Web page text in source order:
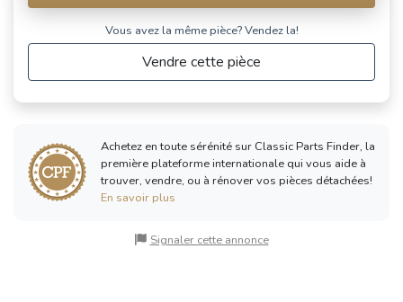
Vous avez la même pièce? Vendez la!
Vendre cette pièce
Achetez en toute sérénité sur Classic Parts Finder, la
première plateforme internationale qui vous aide à
trouver, vendre, ou à rénover vos pièces détachées!
En savoir plus
Signaler cette annonce